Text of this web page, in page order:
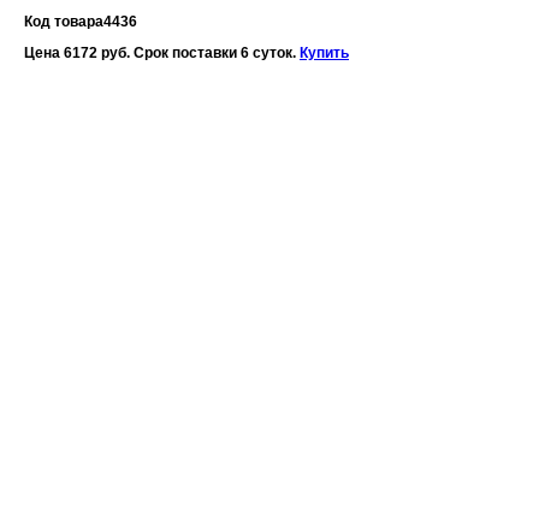
Код товара4436
Цена 6172 руб. Срок поставки 6 суток. Купить